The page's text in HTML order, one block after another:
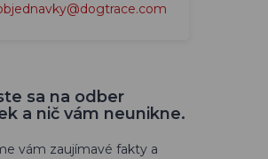
sa na odber
a nič vám neunikne.
vám zaujímavé fakty a